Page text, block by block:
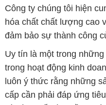
Công ty chúng tôi hiện
hóa chất chất lượng cao
đảm bảo sự thành công
Uy tín là một trong
trong hoạt động kinh
luôn ý thức rằng những
cấp cần phải đáp ứng